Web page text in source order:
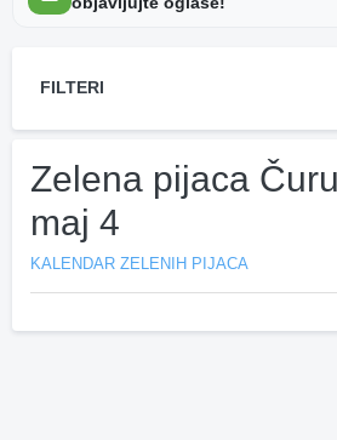
FILTERI
Zelena pijaca
maj 4
KALENDAR ZELENIH PIJACA